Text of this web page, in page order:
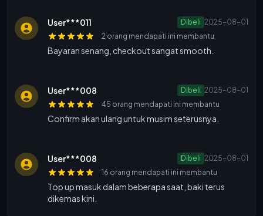
User***011 Dibeli 2025-08-01
2 orang mendapati ini membantu
Bayaran senang, checkout sangat smooth.
User***008 Dibeli 2025-08-01
45 orang mendapati ini membantu
Confirm akan ulang untuk musim seterusnya.
User***008 Dibeli 2025-08-01
16 orang mendapati ini membantu
Top up masuk dalam beberapa saat, baki terus
dikemas kini.